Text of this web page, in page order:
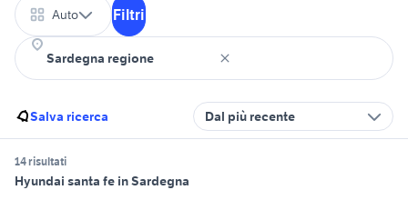
Auto Filtri
Salva ricerca Dal più recente
14 risultati
Hyundai santa fe in Sardegna